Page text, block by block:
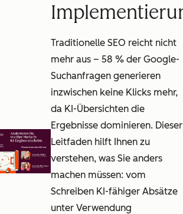
Traditionelle SEO reicht nicht
mehr aus – 58 % der Google-
Suchanfragen generieren
inzwischen keine Klicks mehr,
da KI-Übersichten die
Ergebnisse dominieren. Dieser
Leitfaden hilft Ihnen zu
verstehen, was Sie anders
machen müssen: vom
Schreiben KI-fähiger Absätze
unter Verwendung